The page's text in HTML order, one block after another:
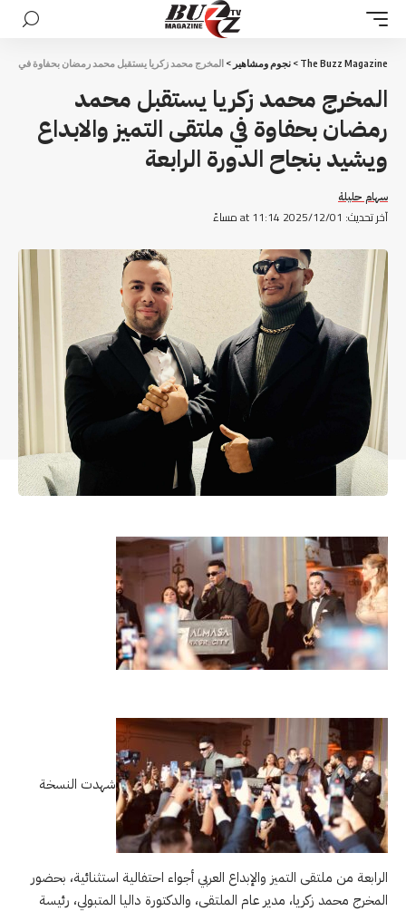
The Buzz Magazine
> نجوم ومشاهير > المخرج محمد زكريا يستقبل محمد رمضان بحفاوة في ملتقى
المخرج محمد زكريا يستقبل محمد
رمضان بحفاوة في ملتقى التميز والابداع
ويشيد بنجاح الدورة الرابعة
آخر تحديث: 2025/12/01 at 11:14 مساءً
سهام حليلة
شهدت النسخة
الرابعة من ملتقى التميز والإبداع العربي أجواء احتفالية استثنائية، بحضور
المخرج محمد زكريا، مدير عام الملتقى، والدكتورة داليا المتبولي، رئيسة